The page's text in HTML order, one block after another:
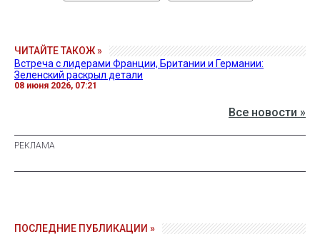
ЧИТАЙТЕ ТАКОЖ »
Встреча с лидерами Франции, Британии и Германии:
Зеленский раскрыл детали
08 июня 2026, 07:21
Все новости »
ПОСЛЕДНИЕ ПУБЛИКАЦИИ »